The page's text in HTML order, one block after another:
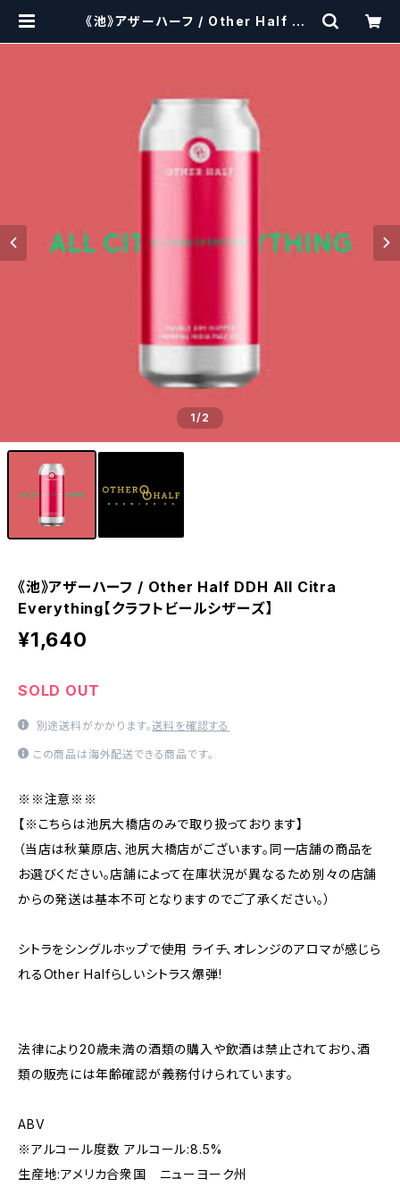
《池》アザーハーフ / Other Half DD
1/2
《池》アザーハーフ / Other Half DDH All Citra
Everything【クラフトビールシザーズ】
¥1,640
SOLD OUT
別途送料がかかります。送料を確認する
この商品は海外配送できる商品です。
※※注意※※
【※こちらは池尻大橋店のみで取り扱っております】
（当店は秋葉原店、池尻大橋店がございます。同一店舗の商品を
お選びください。店舗によって在庫状況が異なるため別々の店舗
からの発送は基本不可となりますのでご了承ください。）
シトラをシングルホップで使用 ライチ、オレンジのアロマが感じら
れるOther Halfらしいシトラス爆弾!
法律により20歳未満の酒類の購入や飲酒は禁止されており、酒
類の販売には年齢確認が義務付けられています。
ABV
※アルコール度数 アルコール:8.5%
生産地:アメリカ合衆国 ニューヨーク州